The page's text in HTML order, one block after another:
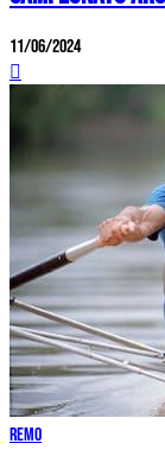
11/06/2024
Remo